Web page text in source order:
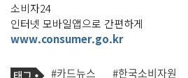
소비자24
인터넷 모바일앱으로 간편하게
www.consumer.go.kr
기
태 #카드뉴스 #한국소비자원